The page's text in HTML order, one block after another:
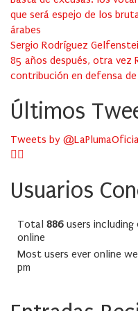
que será espejo de los
árabes
Sergio Rodríguez
85 años después, otra vez
contribución en defensa de
Últimos
Tweets by
Usuarios
Total 886 users including
online
Most users ever online
pm